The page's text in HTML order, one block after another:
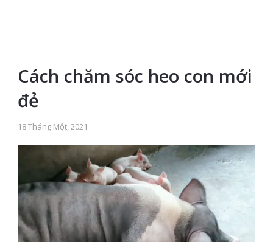
Cách chăm sóc heo con mới
đẻ
18 Tháng Một, 2021